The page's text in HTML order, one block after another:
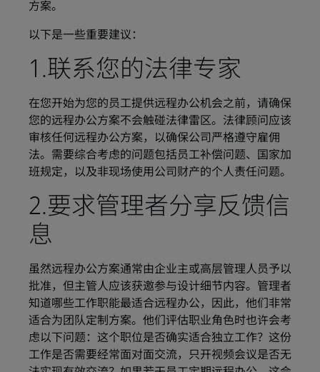
方案。
以下是一些重要建议：
1.联系您的法律专家
在您开始为您的员工提供远程办公机会之前，请确保
您的远程办公方案不会触碰法律雷区。法律顾问应该
审核任何远程办公方案，以确保公司严格遵守雇佣
法。需要综合考虑的问题包括员工补偿问题、国家加
班规定，以及非现场使用公司财产的个人责任问题。
2.要求管理者分享反馈信
息
虽然远程办公方案通常由企业主或高层管理人员予以
批准，但主管人应该获邀参与设计细节内容。管理者
知道哪些工作职能最适合远程办公，因此，他们非常
适合为团队定制方案。他们评估职业角色时也许会考
虑以下问题：这个职位是否确实适合独立工作？这份
工作是否需要经常面对面交流，只开视频会议是否无